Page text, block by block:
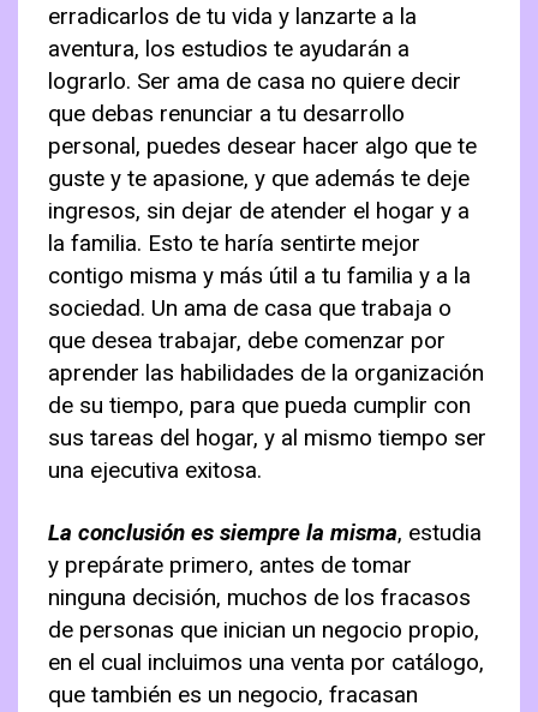
erradicarlos de tu vida y lanzarte a la
aventura, los estudios te ayudarán a
lograrlo. Ser ama de casa no quiere decir
que debas renunciar a tu desarrollo
personal, puedes desear hacer algo que te
guste y te apasione, y que además te deje
ingresos, sin dejar de atender el hogar y a
la familia. Esto te haría sentirte mejor
contigo misma y más útil a tu familia y a la
sociedad. Un ama de casa que trabaja o
que desea trabajar, debe comenzar por
aprender las habilidades de la organización
de su tiempo, para que pueda cumplir con
sus tareas del hogar, y al mismo tiempo ser
una ejecutiva exitosa.
La conclusión es siempre la misma, estudia
y prepárate primero, antes de tomar
ninguna decisión, muchos de los fracasos
de personas que inician un negocio propio,
en el cual incluimos una venta por catálogo,
que también es un negocio, fracasan